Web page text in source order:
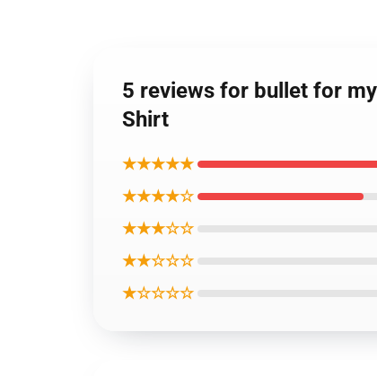
5 reviews for bullet for
Shirt
★★★★★
★★★★☆
★★★☆☆
★★☆☆☆
★☆☆☆☆